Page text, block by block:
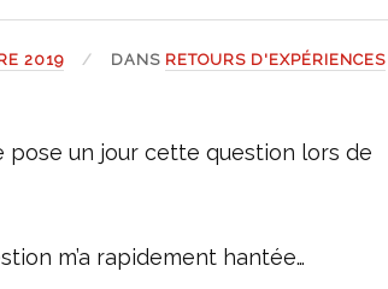
2019 DANS RETOURS D'EXPÉRIENCES
pose un jour cette question lors de
m’a rapidement hantée…